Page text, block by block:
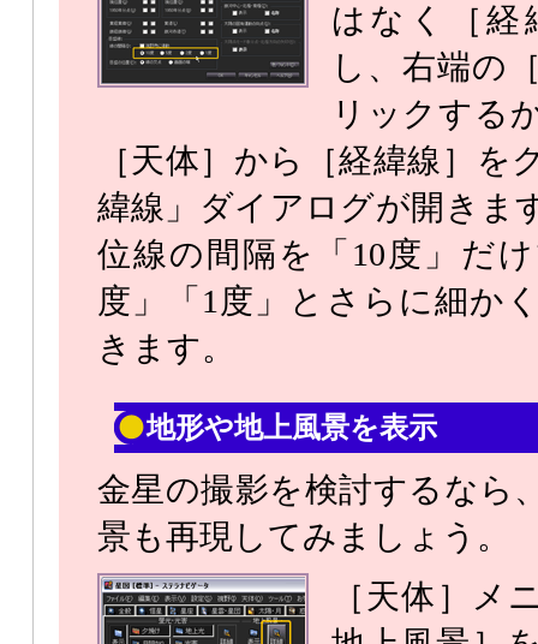
はなく［経
し、右端の
リックする
［天体］から［経緯線］を
緯線」ダイアログが開きま
位線の間隔を「10度」だ
度」「1度」とさらに細か
きます。
地形や地上風景を表示
金星の撮影を検討するなら
景も再現してみましょう。
［天体］メ